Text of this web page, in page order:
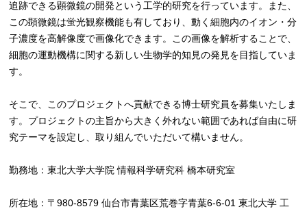
追跡できる顕微鏡の開発という工学的研究を行っています。また、
この顕微鏡は蛍光観察機能も有しており、動く細胞内のイオン・分
子濃度を高解像度で画像化できます。この画像を解析することで、
細胞の運動機構に関する新しい生物学的知見の発見を目指していま
す。
そこで、このプロジェクトへ貢献できる博士研究員を募集いたしま
す。プロジェクトの主旨から大きく外れない範囲であれば自由に研
究テーマを設定し、取り組んでいただいて構いません。
勤務地：東北大学大学院 情報科学研究科 橋本研究室
所在地：〒980-8579 仙台市青葉区荒巻字青葉6-6-01 東北大学 工